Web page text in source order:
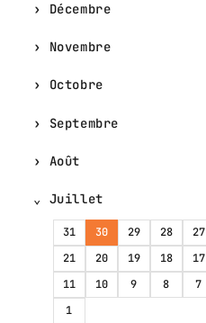
Décembre
Novembre
Octobre
Septembre
Août
Juillet
31 30 29 28 27
21
20 19 18 17
11
10 9 8 7
1